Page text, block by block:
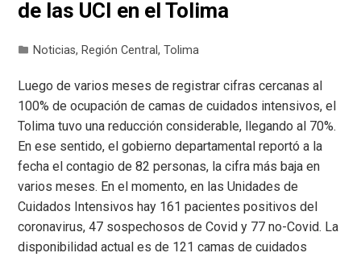
de las UCI en el Tolima
Noticias, Región Central,Tolima
Luego de varios meses de registrar cifras cercanas al
100% de ocupación de camas de cuidados intensivos, el
Tolima tuvo una reducción considerable, llegando al 70%.
En ese sentido, el gobierno departamental reportó a la
fecha el contagio de 82 personas, la cifra más baja en
varios meses. En el momento, en las Unidades de
Cuidados Intensivos hay 161 pacientes positivos del
coronavirus, 47 sospechosos de Covid y 77 no-Covid. La
disponibilidad actual es de 121 camas de cuidados